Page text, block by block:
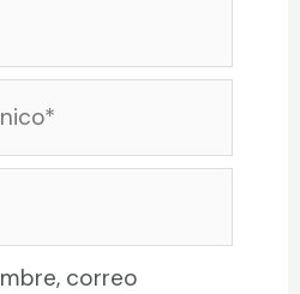
correo